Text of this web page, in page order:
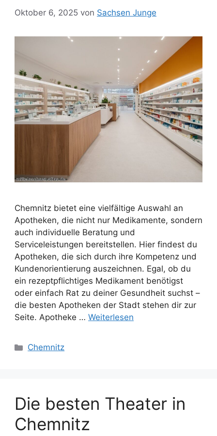
Oktober 6, 2025 von Sachsen Junge
Chemnitz bietet eine vielfältige Auswahl an
Apotheken, die nicht nur Medikamente, sondern
auch individuelle Beratung und
Serviceleistungen bereitstellen. Hier findest du
Apotheken, die sich durch ihre Kompetenz und
Kundenorientierung auszeichnen. Egal, ob du
ein rezeptpflichtiges Medikament benötigst
oder einfach Rat zu deiner Gesundheit suchst –
die besten Apotheken der Stadt stehen dir zur
Seite. Apotheke … Weiterlesen
Kategorien
Chemnitz
Die besten Theater in
Chemnitz